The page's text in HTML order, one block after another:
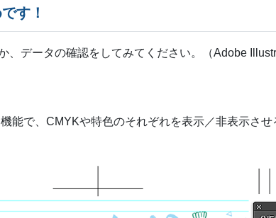
す！
データの確認をしてみてください。
（Adobe
で、CMYKや特⾊のそれぞれを表⽰／⾮表⽰させ